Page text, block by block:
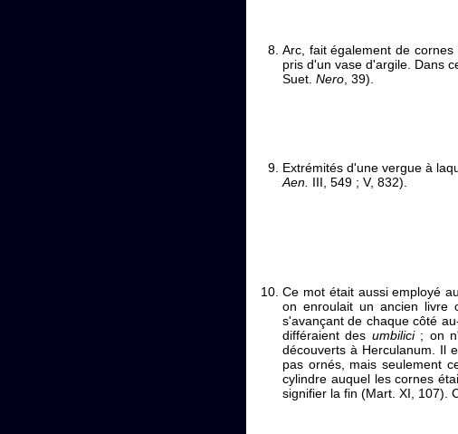
Arc, fait également de
pris d'un vase d'argile. Dans
Suet. Nero , 39).
Extrémités d'une vergue à
Aen. III, 549 ; V, 832).
Ce mot était aussi employé
on enroulait un ancien livre
s'avançant de chaque côté
différaient des umbilici; on
découverts à Herculanum. Il
pas ornés, mais seulement
cylindre auquel les cornes
signifier la fin (Mart. XI, 107).